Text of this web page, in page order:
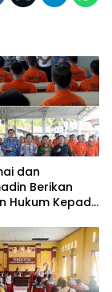
dan
Berikan
Hukum Kepada